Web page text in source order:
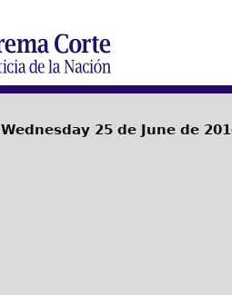
Wednesday 25 de June de